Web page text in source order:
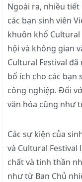
Ngoài ra, nhiều
các bạn sinh viên
khuôn khổ
hội và không gian
Cultural Festival
bổ ích cho các
công nghiệp. Đối
văn hóa cũng như
Các sự kiện của
và Cultural
chất và tinh thần
như từ Ban Chủ